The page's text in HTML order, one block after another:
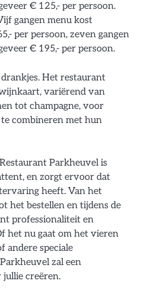
€ 125,- per persoon.
gangen menu kost
per persoon, zeven gangen
€ 195,- per persoon.
drankjes. Het restaurant
variërend van
tot champagne, voor
combineren met hun
Parkheuvel is
en zorgt ervoor dat
heeft. Van het
het bestellen en tijdens de
professionaliteit en
het nu gaat om het vieren
andere speciale
zal een
creëren.